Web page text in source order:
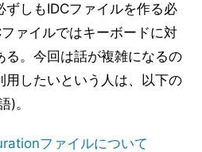
しもIDCファイルを作る必
ァイルではキーボードに対
る。今回は話が複雑になるの
用したいという人は、以下の
)。
ファイルについて